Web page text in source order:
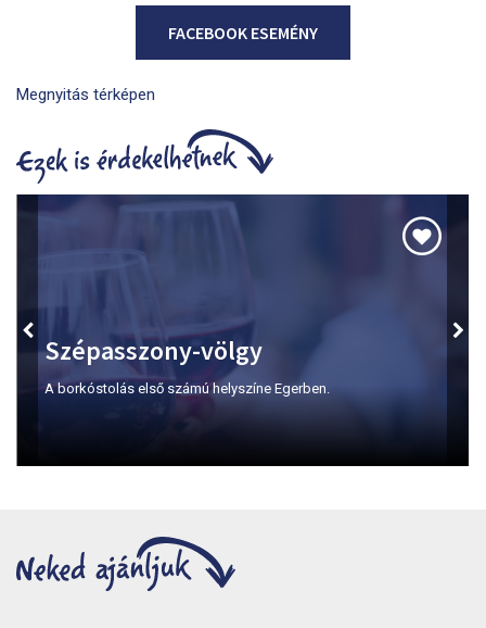
FACEBOOK ESEMÉNY
Megnyitás térképen
Szépasszony-völgy
A borkóstolás első számú helyszíne Egerben.